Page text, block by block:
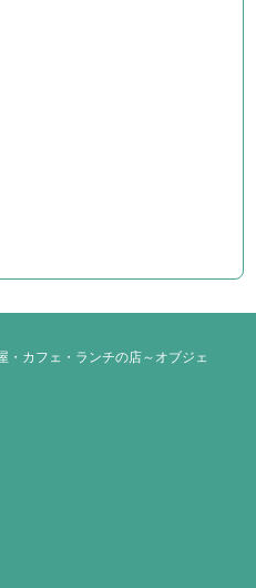
・カフェ・ランチの店～オブジェ